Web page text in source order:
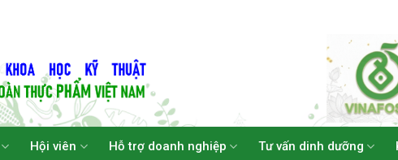
Hội viên Hỗ trợ doanh nghiệp Tư vấn dinh dưỡng